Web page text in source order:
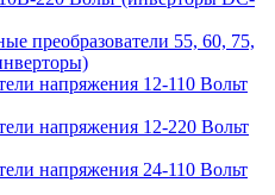
преобразователи 55, 60, 75,
напряжения 12-110 Вольт
напряжения 12-220 Вольт
напряжения 24-110 Вольт